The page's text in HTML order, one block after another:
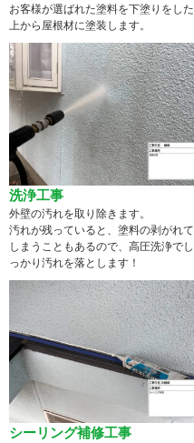
お客様が選ばれた塗料を下塗りをした
上から屋根材に塗装します。
洗浄工事
外壁の汚れを取り除きます。
汚れが残っていると、塗料の剥がれて
しまうこともあるので、高圧洗浄でし
っかり汚れを落とします！
シーリング補修工事